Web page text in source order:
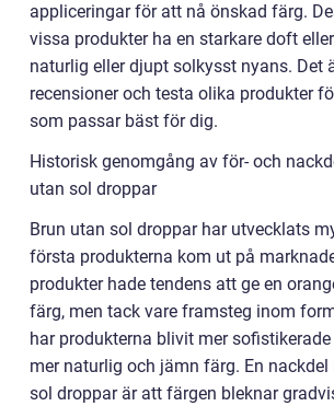
appliceringar för att nå önskad färg.
vissa produkter ha en starkare doft
naturlig eller djupt solkysst nyans. Det
recensioner och testa olika produkter
som passar bäst för dig.
Historisk genomgång av för- och
utan sol droppar
Brun utan sol droppar har utvecklats
första produkterna kom ut på
produkter hade tendens att ge en
färg, men tack vare framsteg inom
har produkterna blivit mer sofistikerade
mer naturlig och jämn färg. En nackdel
sol droppar är att färgen bleknar